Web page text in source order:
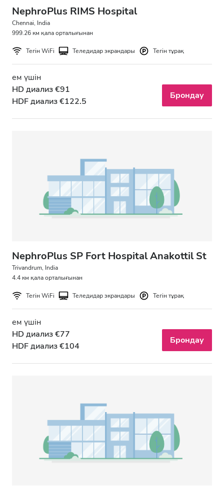
NephroPlus RIMS Hospital
Chennai, India
999.26 км қала орталығынан
Тегін WiFi Теледидар экрандары Тегін тұрақ
ем үшін
HD диализ €91
HDF диализ €122.5
Брондау
NephroPlus SP Fort Hospital Anakottil St
Trivandrum, India
4.4 км қала орталығынан
Тегін WiFi Теледидар экрандары Тегін тұрақ
ем үшін
HD диализ €77
HDF диализ €104
Брондау